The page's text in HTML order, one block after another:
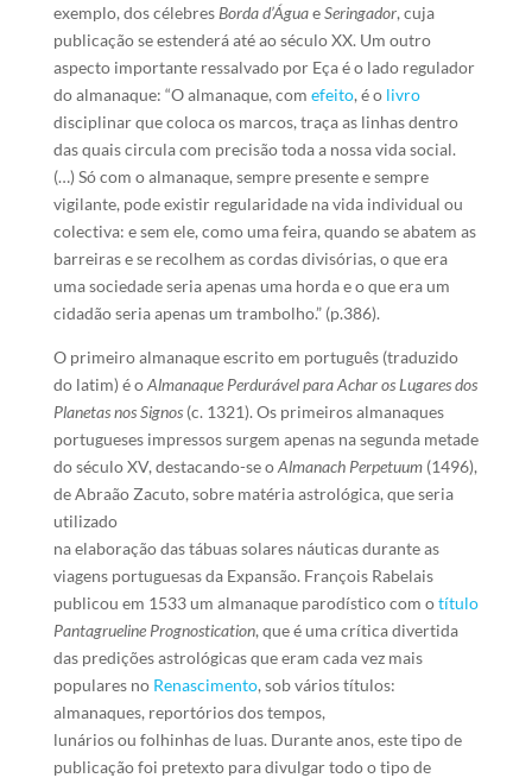
exemplo, dos célebres Borda d’ÁguaeSeringador, cuja
publicação se estenderá até ao século XX. Um outro
aspecto importante ressalvado por Eça é o lado regulador
do almanaque: “O almanaque, com efeito, é o livro
disciplinar que coloca os marcos, traça as linhas dentro
das quais circula com precisão toda a nossa vida social.
(…) Só com o almanaque, sempre presente e sempre
vigilante, pode existir regularidade na vida individual ou
colectiva: e sem ele, como uma feira, quando se abatem as
barreiras e se recolhem as cordas divisórias, o que era
uma sociedade seria apenas uma horda e o que era um
cidadão seria apenas um trambolho.” (p.386).
O primeiro almanaque escrito em português (traduzido
do latim) é oAlmanaque Perdurável para Achar os Lugares dos
Planetas nos Signos (c. 1321). Os primeiros almanaques
portugueses impressos surgem apenas na segunda metade
do século XV, destacando-se oAlmanach Perpetuum (1496),
de Abraão Zacuto, sobre matéria astrológica, que seria
utilizado
na elaboração das tábuas solares náuticas durante as
viagens portuguesas da Expansão. François Rabelais
publicou em 1533 um almanaque parodístico com otítulo
Pantagrueline Prognostication, que é uma crítica divertida
das predições astrológicas que eram cada vez mais
populares no Renascimento, sob vários títulos:
almanaques, reportórios dos tempos,
lunários ou folhinhas de luas. Durante anos, este tipo de
publicação foi pretexto para divulgar todo o tipo de